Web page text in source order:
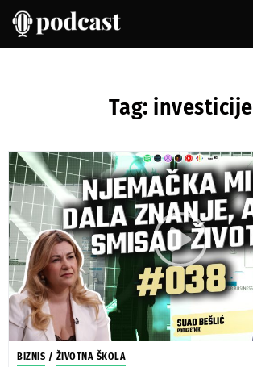
Tag: investicije
BIZNIS / ŽIVOTNA ŠKOLA